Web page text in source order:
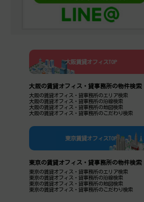
大阪賃貸オフィスTOP
大阪の賃貸オフィス・貸事務所の物件検索
大阪の賃貸オフィス・貸事務所のエリア検索
大阪の賃貸オフィス・貸事務所の沿線検索
大阪の賃貸オフィス・貸事務所の地図検索
大阪の賃貸オフィス・貸事務所のこだわり検索
東京賃貸オフィスTOP
東京の賃貸オフィス・貸事務所の物件検索
東京の賃貸オフィス・貸事務所のエリア検索
東京の賃貸オフィス・貸事務所の沿線検索
東京の賃貸オフィス・貸事務所の地図検索
東京の賃貸オフィス・貸事務所のこだわり検索